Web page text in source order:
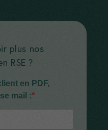
plus nos
RSE ?
en PDF,
mail :
fonctionnalités
seront plus
disponibles
Marketing